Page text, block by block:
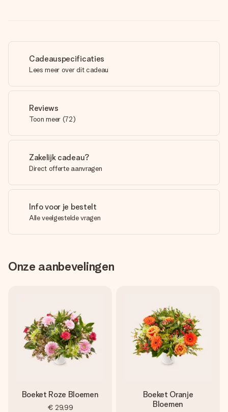
Cadeauspecificaties
Lees meer over dit cadeau
Reviews
Toon meer (72)
Zakelijk cadeau?
Direct offerte aanvragen
Info voor je bestelt
Alle veelgestelde vragen
Onze aanbevelingen
Boeket Roze Bloemen
€ 29,99
Boeket Oranje
Bloemen